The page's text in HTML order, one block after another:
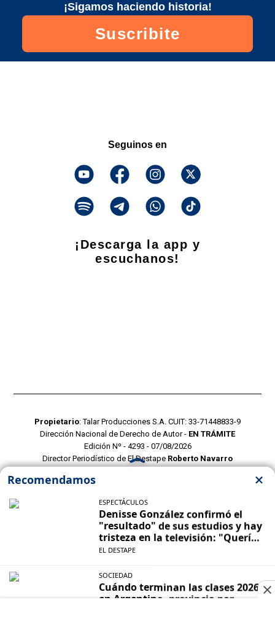
¡Sigamos haciendo historia!
Suscribite
Seguinos en
¡Descarga la app y
escuchanos!
Propietario: Talar Producciones S.A. CUIT: 33-71448833-9
Dirección Nacional de Derecho de Autor - EN TRÁMITE
Edición Nº - 4293 - 07/08/2026
Director Periodístico de El Destape Roberto Navarro
POLITICAS DE PRIVACIDAD
CONTACTO COMERCIAL
CONTACTO EDITORIAL
Mustang Cloud- CMS para portales de noticias